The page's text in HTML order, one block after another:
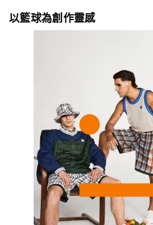
以籃球為創作靈感